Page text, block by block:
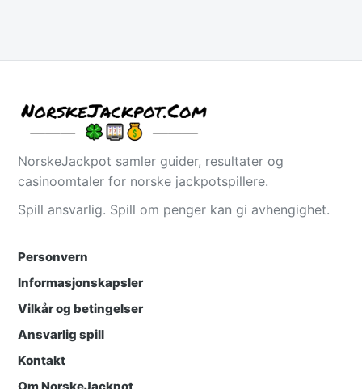
NorskeJackpot samler guider, resultater og
casinoomtaler for norske jackpotspillere.
Spill ansvarlig. Spill om penger kan gi avhengighet.
Personvern
Informasjonskapsler
Vilkår og betingelser
Ansvarlig spill
Kontakt